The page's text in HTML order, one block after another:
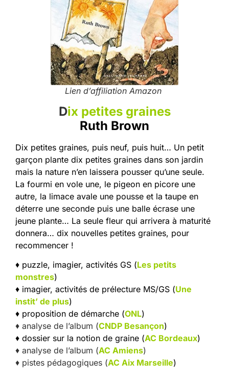
Lien d’affiliation Amazon
Dix petites graines
Ruth Brown
Dix petites graines, puis neuf, puis huit… Un petit
garçon plante dix petites graines dans son jardin
mais la nature n’en laissera pousser qu’une seule.
La fourmi en vole une, le pigeon en picore une
autre, la limace avale une pousse et la taupe en
déterre une seconde puis une balle écrase une
jeune plante… La seule fleur qui arrivera à maturité
donnera… dix nouvelles petites graines, pour
recommencer !
♦ puzzle, imagier, activités GS (Les petits
monstres)
♦ imagier, activités de prélecture MS/GS (Une
instit’ de plus)
♦ proposition de démarche (ONL)
♦ analyse de l’album (CNDP Besançon)
♦ dossier sur la notion de graine (AC Bordeaux)
♦ analyse de l’album (AC Amiens)
♦ pistes pédagogiques (AC Aix Marseille)